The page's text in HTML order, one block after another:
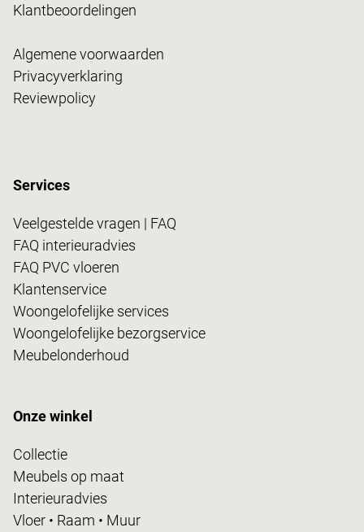
Klantbeoordelingen
Algemene voorwaarden
Privacyverklaring
Reviewpolicy
Services
Veelgestelde vragen | FAQ
FAQ interieuradvies
FAQ PVC vloeren
Klantenservice
Woongelofelijke services
Woongelofelijke bezorgservice
Meubelonderhoud
Onze winkel
Collectie
Meubels op maat
Interieuradvies
Vloer • Raam • Muur